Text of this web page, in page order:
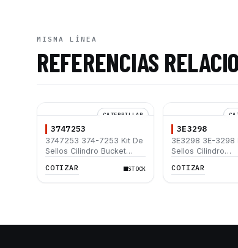
MISMA LÍNEA
REFERENCIAS
CATERPILLAR
3747253
3747253 374-7253 Kit De
Sellos Cilindro Bucket
308E SR 312C L
COTIZAR STOCK
3E3298
3E3298 3E-3298
Sellos Cilindro
416 416C 426
COTIZAR